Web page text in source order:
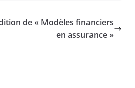
de « Modèles financiers
en assurance »